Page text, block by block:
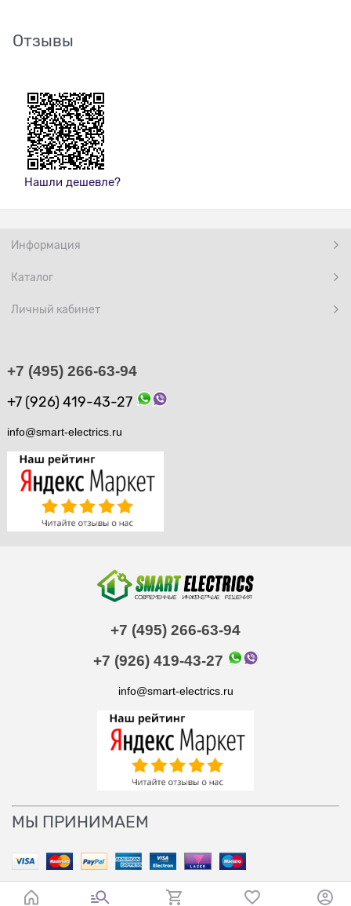
Отзывы
Нашли дешевле?
Информация
Каталог
Личный кабинет
+7 (495) 266-63-94
+7 (926) 419-43-27
info@smart-electrics.ru
+7 (495) 266-63-94
+7 (926) 419-43-27
info@smart-electrics.ru
МЫ ПРИНИМАЕМ